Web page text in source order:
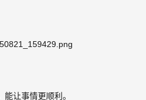
让事情更顺利。